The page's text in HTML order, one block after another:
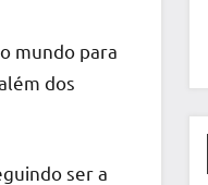
mundo para
dos
ser a